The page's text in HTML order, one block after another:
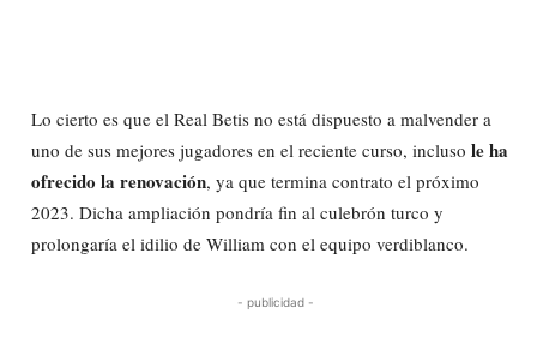
Lo cierto es que el Real Betis no está dispuesto a malvender a
uno de sus mejores jugadores en el reciente curso, incluso le ha
ofrecido la renovación, ya que termina contrato el próximo
2023. Dicha ampliación pondría fin al culebrón turco y
prolongaría el idilio de William con el equipo verdiblanco.
- publicidad -